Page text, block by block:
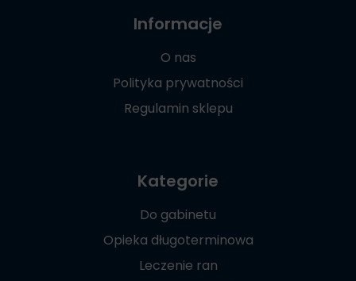
Informacje
O nas
Polityka prywatności
Regulamin sklepu
Kategorie
Do gabinetu
Opieka długoterminowa
Leczenie ran